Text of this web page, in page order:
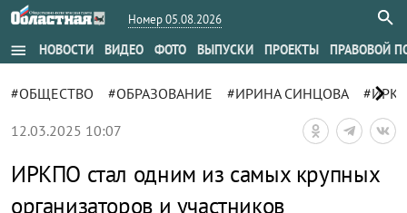
Номер 05.08.2026
menu НОВОСТИ ВИДЕО ФОТО ВЫПУСКИ ПРОЕКТЫ ПРАВОВОЙ
#ОБЩЕСТВО #ОБРАЗОВАНИЕ #ИРИНА СИНЦОВА chevron_right
12.03.2025 10:07
ИРКПО стал одним из самых крупных
организаторов и участников